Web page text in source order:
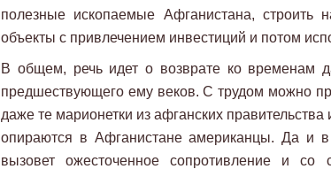
полезные ископаемые Афганистана, строить
объекты с привлечением инвестиций и потом
В общем, речь идет о возврате ко временам
предшествующего ему веков. С трудом можно
даже те марионетки из афганских
опираются в Афганистане американцы. Да и
вызовет ожесточенное сопротивление и